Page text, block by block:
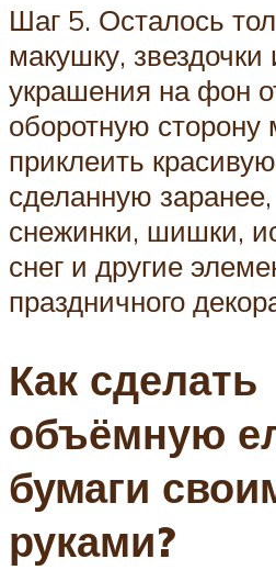
Шаг 5. Осталось
макушку, звездочки
украшения на фон
оборотную сторону
приклеить
сделанную
снежинки, шишки,
снег и другие
праздничного
Как сделать
объёмную
бумаги
руками?